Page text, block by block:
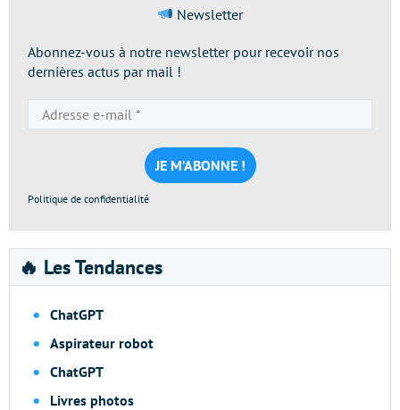
Newsletter
Abonnez-vous à notre newsletter pour recevoir nos
dernières actus par mail !
e-
mail
*
Politique de confidentialité
🔥 Les Tendances
ChatGPT
Aspirateur robot
ChatGPT
Livres photos